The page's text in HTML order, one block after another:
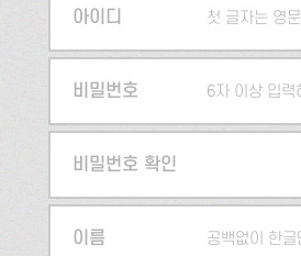
아이디 첫 글자는 영
5자 이상 입력
비밀번호 6자 이상 입력
비밀번호 확인
이름 공백없이 한